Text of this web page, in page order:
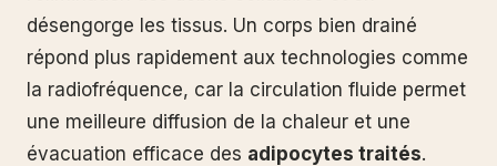
désengorge les tissus. Un corps bien drainé
répond plus rapidement aux technologies comme
la radiofréquence, car la circulation fluide permet
une meilleure diffusion de la chaleur et une
évacuation efficace des adipocytes traités.